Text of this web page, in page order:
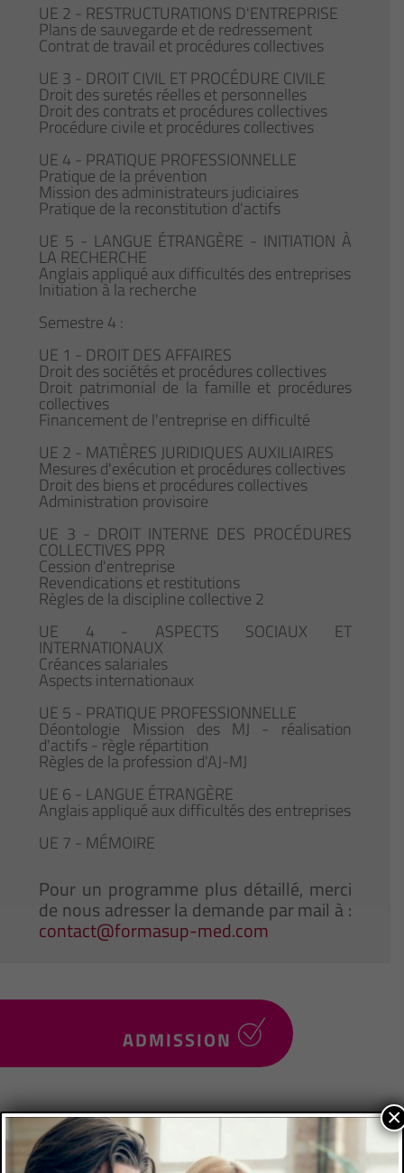
UE 2 - RESTRUCTURATIONS D'ENTREPRISE
Plans de sauvegarde et de redressement
Contrat de travail et procédures collectives
UE 3 - DROIT CIVIL ET PROCÉDURE CIVILE
Droit des suretés réelles et personnelles
Droit des contrats et procédures collectives
Procédure civile et procédures collectives
UE 4 - PRATIQUE PROFESSIONNELLE
Pratique de la prévention
Mission des administrateurs judiciaires
Pratique de la reconstitution d'actifs
UE 5 - LANGUE ÉTRANGÈRE - INITIATION À
LA RECHERCHE
Anglais appliqué aux difficultés des entreprises
Initiation à la recherche
Semestre 4 :
UE 1 - DROIT DES AFFAIRES
Droit des sociétés et procédures collectives
Droit patrimonial de la famille et procédures
collectives
Financement de l'entreprise en difficulté
UE 2 - MATIÈRES JURIDIQUES AUXILIAIRES
Mesures d'exécution et procédures collectives
Droit des biens et procédures collectives
Administration provisoire
UE 3 - DROIT INTERNE DES PROCÉDURES
COLLECTIVES PPR
Cession d'entreprise
Revendications et restitutions
Règles de la discipline collective 2
UE 4 - ASPECTS SOCIAUX ET
INTERNATIONAUX
Créances salariales
Aspects internationaux
UE 5 - PRATIQUE PROFESSIONNELLE
Déontologie Mission des MJ - réalisation
d'actifs - règle répartition
Règles de la profession d'AJ-MJ
UE 6 - LANGUE ÉTRANGÈRE
Anglais appliqué aux difficultés des entreprises
UE 7 - MÉMOIRE
Pour un programme plus détaillé, merci
de nous adresser la demande par mail à :
contact@formasup-med.com
ADMISSION
Niveau d’accès
×